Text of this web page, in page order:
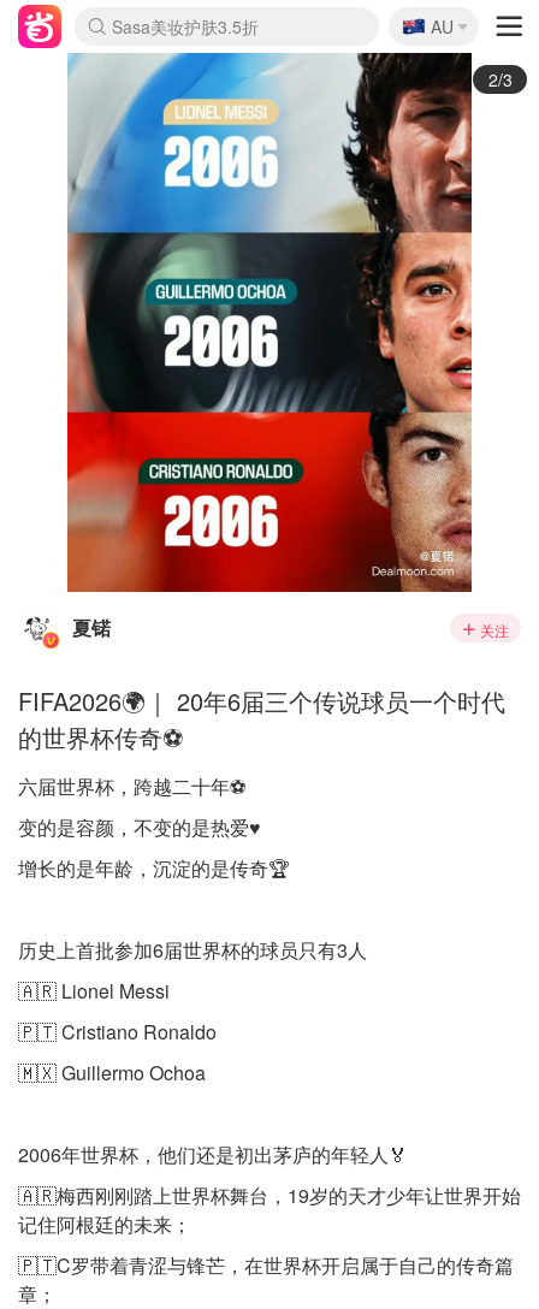
lululemon折扣上新
Sasa美妆护肤3.5折
SSENSE年中2.5折
FreshBeauty好价汇总
Cettire降价+叠9折
WWS Coles超市实拍
viagogo二手票捡漏
Myer折扣汇总
The Outnet奢牌1折起
David Jones 3折起
Flannels大牌1折
Perfumes Club护肤1折
AMIRO面罩$251
Amazon折扣汇总
eToro入金$200送$50
Amazon数码好物
ICONIC本周7.5折
ThedoubleF高奢地板价
Moose Knuckles 6折
EUFY摄像头$98
Selenichast首饰2折
Trip机票酒店促销
YSL送5件彩妆礼
Amazon家居好物
Amazon美妆护肤
雅漾大喷$8
过敏原检测盒$33
科颜氏高保湿面霜$29
SEALIFE海洋馆门票6折
丝塔芙大白罐$16
订阅Newsletter送香薰
Cult Beauty 6.8折
Harrods圣诞日历$525
LN-CC奢牌私促3折
d'Alba空姐喷雾$16
EVE LOM套装£56
Bernardelli独家4折
Adore Beauty 6折起
CT圣诞日历
Mytheresa奢品2.7折
Luxury Escapes 9折
Currentbody美容仪$881
MOON Garden Live
Roborock扫地机$649
Valentino官网5折
CR洗护套装$23
修丽可4件套$159
GANNI官网4.5折
Stylevana韩妆4折
Tessabit高奢8.5折
OGX洗发水$11
Amazon阿德莱德次日达
卡诗8.5折+赠礼
Philips Hue灯具8折
La Mer送8件礼值$529
🇦🇺
AU
3/3
夏锘 关注
FIFA2026🌍｜ 20年6届三个传说球员一个时代
的世界杯传奇⚽️
六届世界杯，跨越二十年⚽️
变的是容颜，不变的是热爱♥️
增长的是年龄，沉淀的是传奇🏆
历史上首批参加6届世界杯的球员只有3人
🇦🇷 Lionel Messi
🇵🇹 Cristiano Ronaldo
🇲🇽 Guillermo Ochoa
2006年世界杯，他们还是初出茅庐的年轻人🏅
🇦🇷梅西刚刚踏上世界杯舞台，19岁的天才少年让世界开始
记住阿根廷的未来；
🇵🇹C罗带着青涩与锋芒，在世界杯开启属于自己的传奇篇
章；